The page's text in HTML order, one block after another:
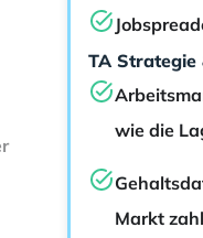
TA Strategie
wie die
Markt